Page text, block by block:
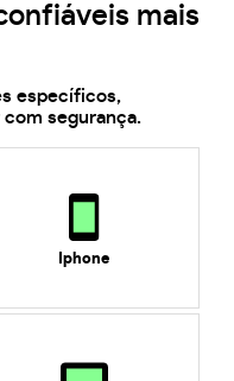
mais
específicos,
segurança.
Iphone